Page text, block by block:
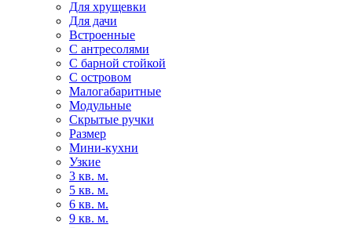
Для хрущевки
Для дачи
Встроенные
С антресолями
С барной стойкой
С островом
Малогабаритные
Модульные
Скрытые ручки
Размер
Мини-кухни
Узкие
3 кв. м.
5 кв. м.
6 кв. м.
9 кв. м.